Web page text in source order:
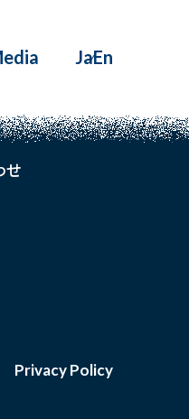
En
Ja
せ
Privacy Policy